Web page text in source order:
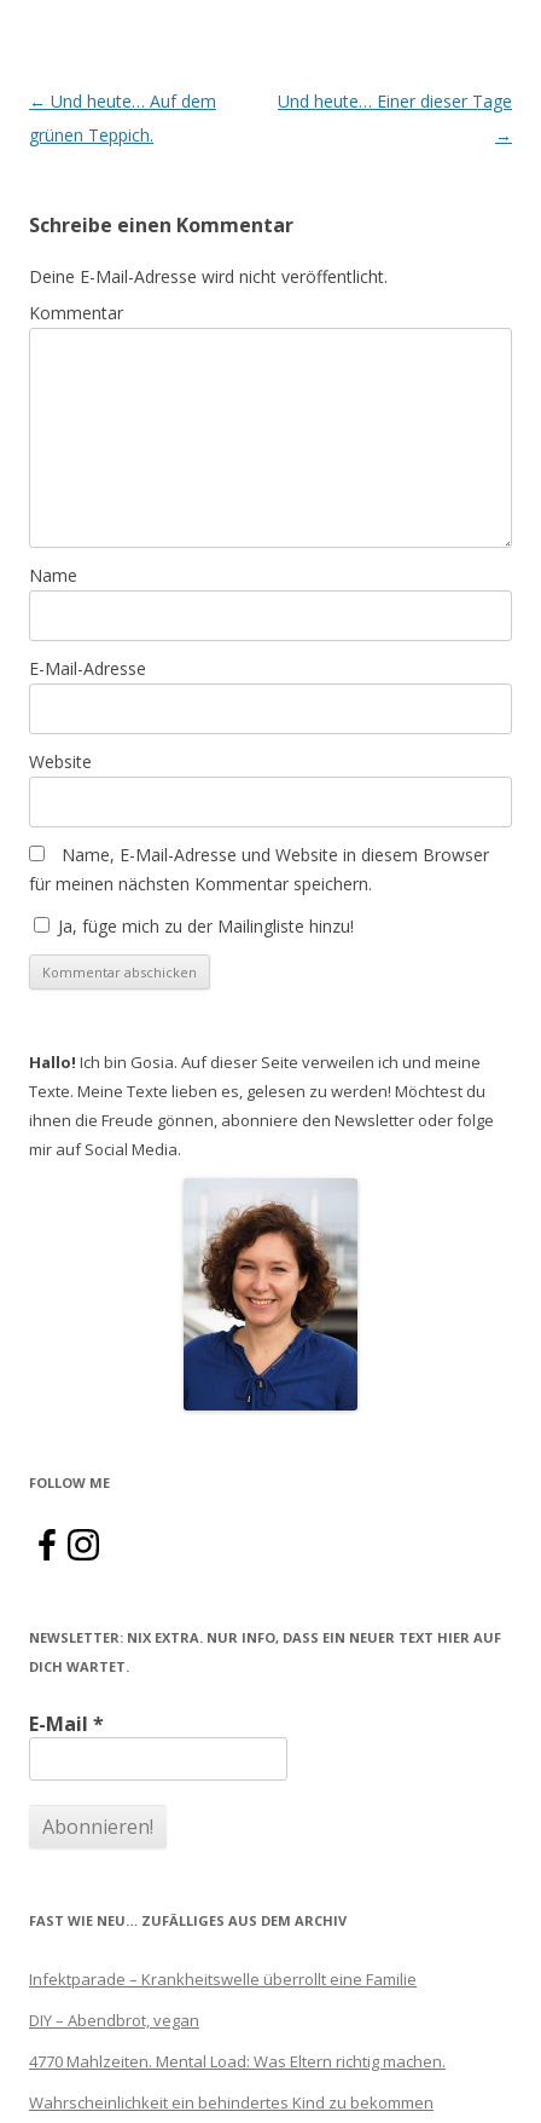
Beitrags-
Navigation
← Und heute… Auf dem
grünen Teppich.
Und heute… Einer dieser Tage
→
Schreibe einen Kommentar
Deine E-Mail-Adresse wird nicht veröffentlicht.
Kommentar
Name
E-Mail-Adresse
Website
Name, E-Mail-Adresse und Website in diesem Browser
für meinen nächsten Kommentar speichern.
Ja, füge mich zu der Mailingliste hinzu!
Hallo! Ich bin Gosia. Auf dieser Seite verweilen ich und meine
Texte. Meine Texte lieben es, gelesen zu werden! Möchtest du
ihnen die Freude gönnen, abonniere den Newsletter oder folge
mir auf Social Media.
FOLLOW ME
NEWSLETTER: NIX EXTRA. NUR INFO, DASS EIN NEUER TEXT HIER AUF
DICH WARTET.
E-Mail *
FAST WIE NEU… ZUFÄLLIGES AUS DEM ARCHIV
Infektparade – Krankheitswelle überrollt eine Familie
DIY – Abendbrot, vegan
4770 Mahlzeiten. Mental Load: Was Eltern richtig machen.
Wahrscheinlichkeit ein behindertes Kind zu bekommen